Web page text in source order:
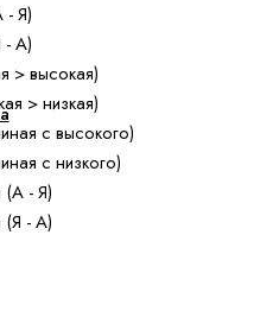
- Я)
- А)
> высокая)
> низкая)
с высокого)
с низкого)
- Я)
- А)